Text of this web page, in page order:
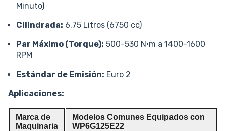
Minuto)
Cilindrada: 6.75 Litros (6750 cc)
Par Máximo (Torque): 500-530 N·m a 1400-1600
RPM
Estándar de Emisión: Euro 2
Aplicaciones:
Marca de
Maquinaria
Modelos Comunes Equipados con
WP6G125E22